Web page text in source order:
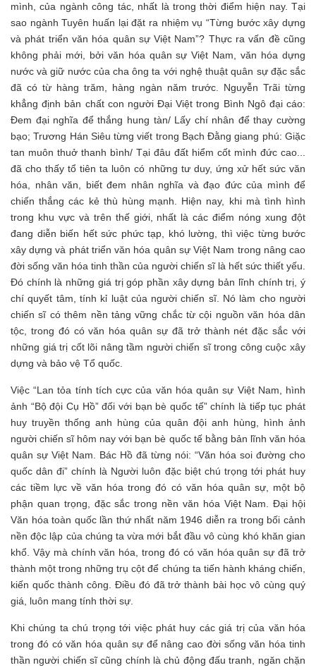
mình, của ngành công tác, nhất là trong thời điểm hiện nay. Tại
sao ngành Tuyên huấn lại đặt ra nhiệm vụ “Từng bước xây dựng
và phát triển văn hóa quân sự Việt Nam”? Thực ra vấn đề cũng
không phải mới, bởi văn hóa quân sự Việt Nam, văn hóa dựng
nước và giữ nước của cha ông ta với nghệ thuật quân sự đặc sắc
đã có từ hàng trăm, hàng ngàn năm trước. Nguyễn Trãi từng
khẳng định bản chất con người Đại Việt trong Bình Ngô đại cáo:
Đem đại nghĩa để thắng hung tàn/ Lấy chí nhân để thay cường
bạo; Trương Hán Siêu từng viết trong Bạch Đằng giang phú: Giặc
tan muôn thuở thanh bình/ Tại đâu đất hiểm cốt mình đức cao...
đã cho thấy tổ tiên ta luôn có những tư duy, ứng xử hết sức văn
hóa, nhân văn, biết đem nhân nghĩa và đạo đức của mình để
chiến thắng các kẻ thù hùng mạnh. Hiện nay, khi mà tình hình
trong khu vực và trên thế giới, nhất là các điểm nóng xung đột
đang diễn biến hết sức phức tạp, khó lường, thì việc từng bước
xây dựng và phát triển văn hóa quân sự Việt Nam trong nâng cao
đời sống văn hóa tinh thần của người chiến sĩ là hết sức thiết yếu.
Đó chính là những giá trị góp phần xây dựng bản lĩnh chính trị, ý
chí quyết tâm, tính kỉ luật của người chiến sĩ. Nó làm cho người
chiến sĩ có thêm nền tảng vững chắc từ cội nguồn văn hóa dân
tộc, trong đó có văn hóa quân sự đã trở thành nét đặc sắc với
những giá trị cốt lõi nâng tầm người chiến sĩ trong công cuộc xây
dựng và bảo vệ Tổ quốc.
Việc “Lan tỏa tính tích cực của văn hóa quân sự Việt Nam, hình
ảnh “Bộ đội Cụ Hồ” đối với bạn bè quốc tế” chính là tiếp tục phát
huy truyền thống anh hùng của quân đội anh hùng, hình ảnh
người chiến sĩ hôm nay với bạn bè quốc tế bằng bản lĩnh văn hóa
quân sự Việt Nam. Bác Hồ đã từng nói: “Văn hóa soi đường cho
quốc dân đi” chính là Người luôn đặc biệt chú trọng tới phát huy
các tiềm lực về văn hóa trong đó có văn hóa quân sự, một bộ
phận quan trọng, đặc sắc trong nền văn hóa Việt Nam. Đại hội
Văn hóa toàn quốc lần thứ nhất năm 1946 diễn ra trong bối cảnh
nền độc lập của chúng ta vừa mới bắt đầu vô cùng khó khăn gian
khổ. Vậy mà chính văn hóa, trong đó có văn hóa quân sự đã trở
thành một trong những trụ cột để chúng ta tiến hành kháng chiến,
kiến quốc thành công. Điều đó đã trở thành bài học vô cùng quý
giá, luôn mang tính thời sự.
Khi chúng ta chú trọng tới việc phát huy các giá trị của văn hóa
trong đó có văn hóa quân sự để nâng cao đời sống văn hóa tinh
thần người chiến sĩ cũng chính là chủ động đấu tranh, ngăn chặn